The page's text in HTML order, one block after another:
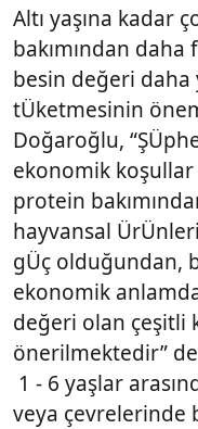
Altı yaşına kadar
bakımından
besin değeri daha
tÜketmesinin
Doğaroğlu,
ekonomik
protein
hayvansal
gÜç olduğundan,
ekonomik
değeri olan çeşitli
önerilmektedir”
1 - 6 yaşlar
veya çevrelerinde